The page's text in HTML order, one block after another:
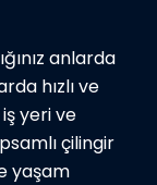
anlarda
hızlı ve
yeri ve
çilingir
yaşam